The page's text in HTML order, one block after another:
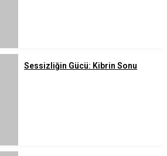
Sessizliğin Gücü: Kibrin Sonu